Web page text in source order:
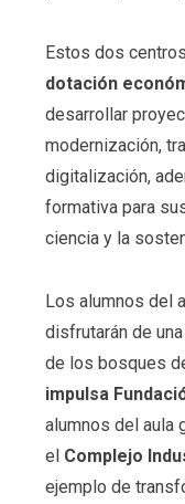
Estos dos
dotación
desarrollar
modernización,
digitalización,
formativa para
ciencia y la
Los alumnos del
disfrutarán de
de los bosques
impulsa
alumnos del aula
el Complejo
ejemplo de